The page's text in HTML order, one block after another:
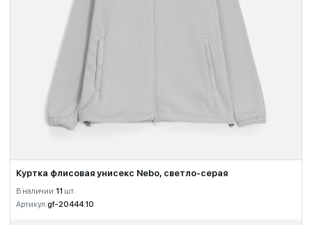
Куртка флисовая унисекс Nebo, светло-серая
В наличии:11 шт.
Артикул:gf-20444.10